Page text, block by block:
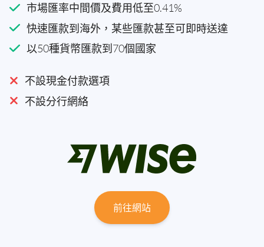
市場匯率中間價及費用低至0.41%
快速匯款到海外，某些匯款甚至可即時送達
以50種貨幣匯款到70個國家
不設現金付款選項
不設分行網絡
前往網站